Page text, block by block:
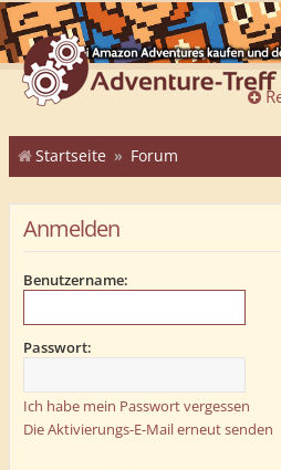
Startseite Forum
Anmelden
Benutzername:
Passwort:
Ich habe mein Passwort vergessen
Die Aktivierungs-E-Mail erneut senden